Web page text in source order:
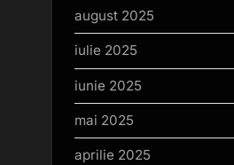
august 2025
iulie 2025
iunie 2025
mai 2025
aprilie 2025